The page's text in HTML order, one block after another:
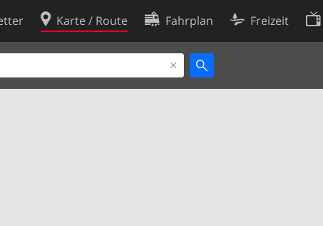
Karte / Route Fahrplan Freizeit
Cookie-Richtlinie
Cookie-Einstellungen